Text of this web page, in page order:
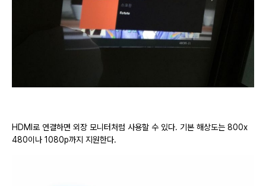
HDMI로 연결하면 외장 모니터처럼 사용할 수 있다. 기본 해상도는 800x
480이나 1080p까지 지원한다.